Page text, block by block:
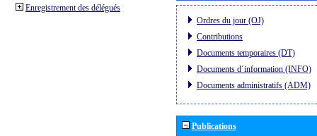
Enregistrement des délégués
Ordres du jour (OJ)
Contributions
Documents temporaires (DT)
Documents d´information (INFO)
Documents administratifs (ADM)
Publications